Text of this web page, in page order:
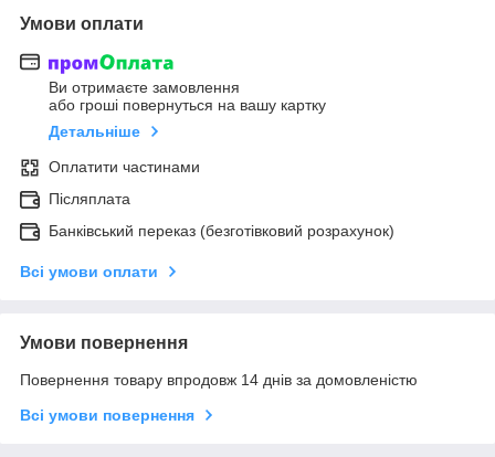
Умови оплати
Ви отримаєте замовлення
або гроші повернуться на вашу картку
Детальніше
Оплатити частинами
Післяплата
Банківський переказ (безготівковий розрахунок)
Всі умови оплати
Умови повернення
Повернення товару впродовж 14 днів за домовленістю
Всі умови повернення